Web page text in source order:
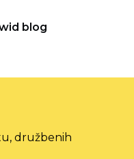
blog
družbenih